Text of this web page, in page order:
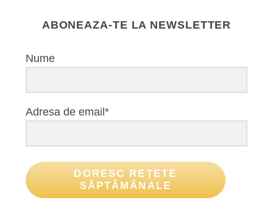
ABONEAZA-TE LA NEWSLETTER
Nume
Adresa de email*
DORESC REȚETE
SĂPTĂMÂNALE